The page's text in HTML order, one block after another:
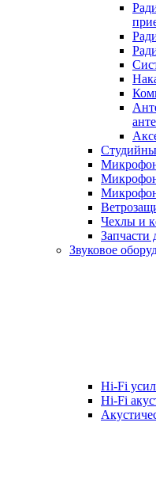
Чехлы и
Запчасти
Звуковое
Hi-Fi
Hi-Fi